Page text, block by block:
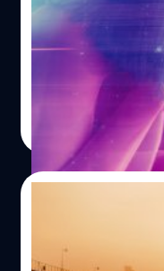
Prime Video ประกา
ต่อ 50 ปีจาก Blade
ภาคแรกรับหน้าที่ผู้อำ
ประภาส อยู่เย็น | 1422
Read More
Amazon เดินห
2099’ : ริดลีย์